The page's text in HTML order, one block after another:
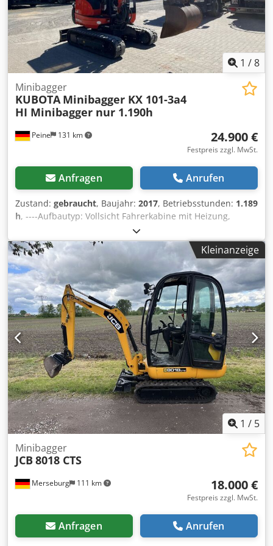
Verwendungszweck: Bauwesen Antrieb: Raupe Wenden Sie
sich an Tobias Ebert, um weitere Informationen zu
erhalten.
1 /8
Peine 131 km
Minibagger
KUBOTA Minibagger KX 101-3a4
HI Minibagger nur 1.190h
24.900 €
Festpreis zzgl. MwSt.
Anfragen Anrufen
Zustand: gebraucht, Baujahr: 2017, Betriebsstunden: 1.189
h, ----Aufbautyp: Vollsicht Fahrerkabine mit Heizung,
Planierschild 1550x335mm, Kettenbreite ca. 300mm,
hydraulisches Schnellwechselsystem mit Schwenkmotor, 4
Zusatzhydraulikanschlüsse, Baggerlöffel 600mm, max.
Zugkraft 70,5 kN, Reichweite ca. 4.5 mtr. Kubota 3 Zylinder
Dieselmotor D1803-M, 1.826 ccm, 22.9 KW, 2
Fahrgeschwindigkeiten 3-5.1 km/h. Abgelesene
Betriebsstunden: 1.189 h Djdpfxezthais Am Tock Verkauf
nur an Gewerbetreibende. BEI EXPORT IST NUR DER
NETTOPREIS ZU BEZAHLEN !!!!! ALLE ANGABEN OHNE
GEWÄHR INS. AUSSTATTUNG+ZUBEHÖR.Grundlage aller
Kaufverträge, Rechnungen, Proforma-Rechnungen,
Bestellungen, Verkaufsgespräche sind unsere AGBs (Siehe
dazu Impressum).
Kleinanzeige
1 / 5
Merseburg 111 km
Minibagger
JCB 8018 CTS
18.000 €
Festpreis zzgl. MwSt.
Anfragen Anrufen